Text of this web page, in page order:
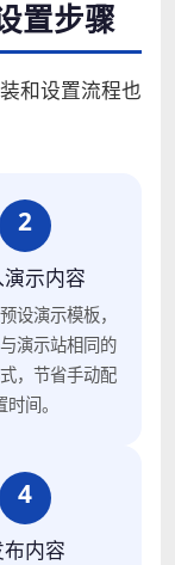
置步骤
和设置流程也
2
示内容
设演示模板，
演示站相同的
，节省手动配
时间。
4
内容